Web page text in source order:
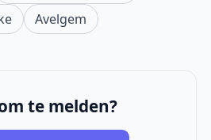
Avelgem
te melden?